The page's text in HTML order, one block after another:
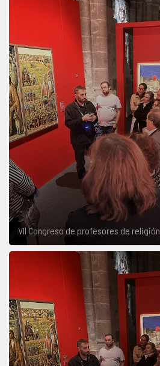
VII Congreso de profesores de religión